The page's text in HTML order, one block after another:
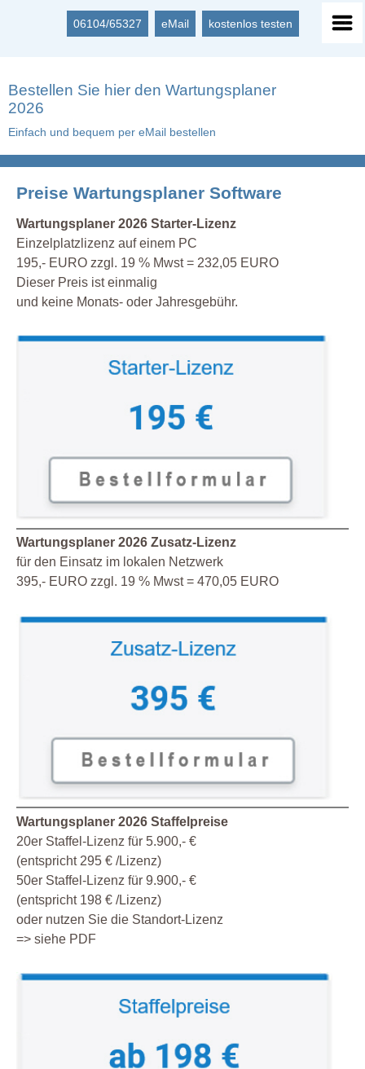
06104/65327 eMail kostenlos testen
Bestellen Sie hier den Wartungsplaner
2026
Einfach und bequem per eMail bestellen
Preise Wartungsplaner Software
Wartungsplaner 2026 Starter-Lizenz
Einzelplatzlizenz auf einem PC
195,- EURO zzgl. 19 % Mwst = 232,05 EURO
Dieser Preis ist einmalig
und keine Monats- oder Jahresgebühr.
Wartungsplaner 2026 Zusatz-Lizenz
für den Einsatz im lokalen Netzwerk
395,- EURO zzgl. 19 % Mwst = 470,05 EURO
Wartungsplaner 2026 Staffelpreise
20er Staffel-Lizenz für 5.900,- €
(entspricht 295 € /Lizenz)
50er Staffel-Lizenz für 9.900,- €
(entspricht 198 € /Lizenz)
oder nutzen Sie die Standort-Lizenz
=> siehe PDF